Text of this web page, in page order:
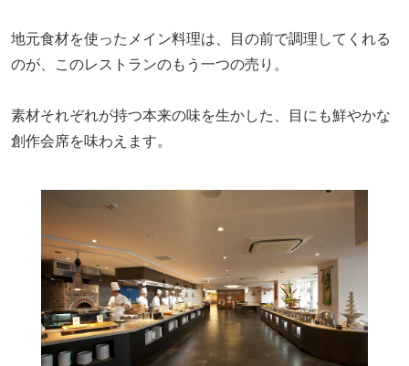
地元食材を使ったメイン料理は、目の前で調理してくれる
のが、このレストランのもう一つの売り。
素材それぞれが持つ本来の味を生かした、目にも鮮やかな
創作会席を味わえます。